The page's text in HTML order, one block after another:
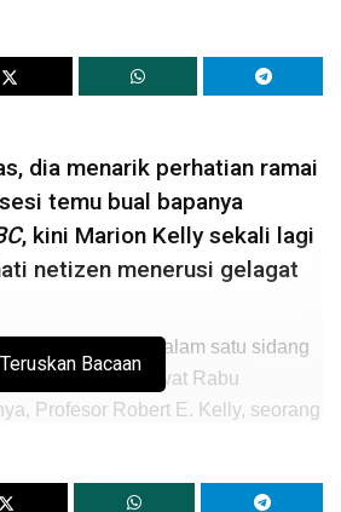
dia menarik perhatian ramai
temu bual bapanya
, kini Marion Kelly sekali lagi
netizen menerusi gelagat
itu muncul dalam satu sidang
Korea Selatan lewat Rabu
Profesor Robert E. Kelly, seorang
kekecohan yang
Teruskan Bacaan